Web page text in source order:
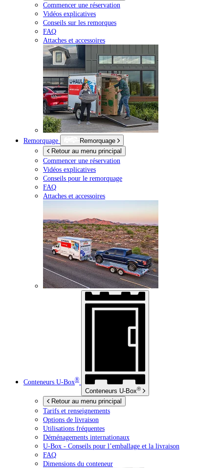
Commencer une réservation
Vidéos explicatives
Conseils sur les remorques
FAQ
Attaches et accessoires
Remorquage
Remorquage
Retour au menu principal
Commencer une réservation
Vidéos explicatives
Conseils pour le remorquage
FAQ
Attaches et accessoires
Conteneurs U-Box®
Conteneurs U-Box®
Retour au menu principal
Tarifs et renseignements
Options de livraison
Utilisations fréquentes
Déménagements internationaux
U-Box - Conseils pour l’emballage et la livraison
FAQ
Dimensions du conteneur